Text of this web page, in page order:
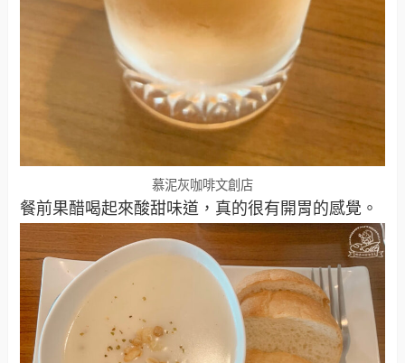
慕泥灰咖啡文創店
餐前果醋喝起來酸甜味道，真的很有開胃的感覺。